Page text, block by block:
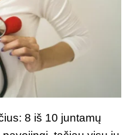
8 iš 10 juntamų